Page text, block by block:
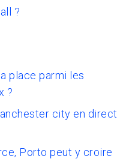
?
place parmi les
?
city en direct
Porto peut y croire